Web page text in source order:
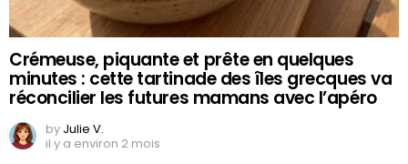
Crémeuse, piquante et prête en quelques
minutes : cette tartinade des îles grecques va
réconcilier les futures mamans avec l’apéro
by Julie V.
il y a environ 2 mois